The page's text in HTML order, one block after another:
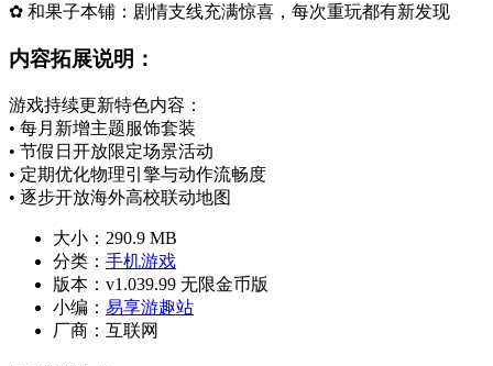
✿ 和果子本铺：剧情支线充满惊喜，每次重玩都有新发现
内容拓展说明：
游戏持续更新特色内容：
• 每月新增主题服饰套装
• 节假日开放限定场景活动
• 定期优化物理引擎与动作流畅度
• 逐步开放海外高校联动地图
大小： 290.9 MB
分类： 手机游戏
版本： v1.039.99 无限金币版
小编： 易享游趣站
厂商： 互联网